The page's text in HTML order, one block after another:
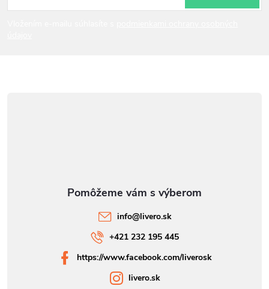
info@livero.sk
+421 232 195 445
https://www.facebook.com/liverosk
livero.sk